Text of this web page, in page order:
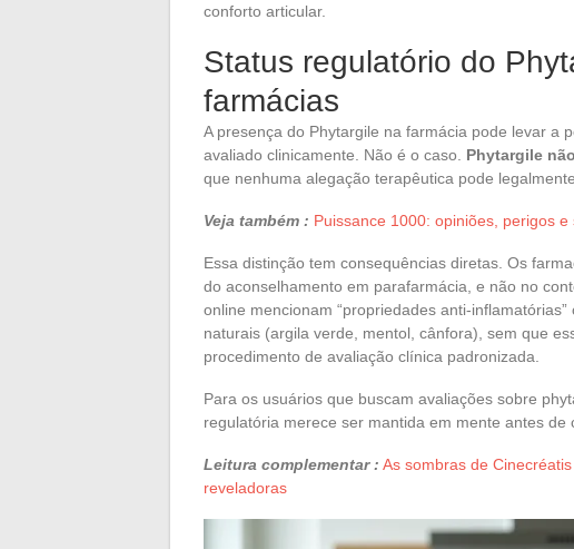
conforto articular.
Status regulatório do
farmácias
A presença do Phytargile na farmácia pode levar a
avaliado clinicamente. Não é o caso. Phytargile
que nenhuma alegação terapêutica pode
Veja também : Puissance 1000: opiniões, perigos
Essa distinção tem consequências diretas. Os
do aconselhamento em parafarmácia, e não no
online mencionam “propriedades anti-
naturais (argila verde, mentol, cânfora), sem que
procedimento de avaliação clínica padronizada.
Para os usuários que buscam avaliações sobre
regulatória merece ser mantida em mente antes de
Leitura complementar : As sombras de
reveladoras